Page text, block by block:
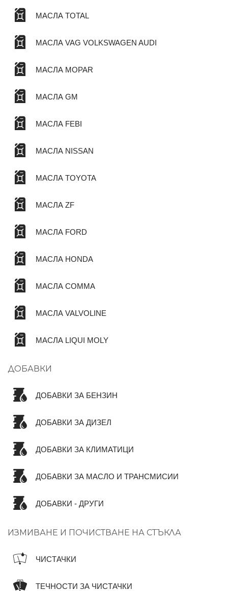
МАСЛА TOTAL
МАСЛА VAG VOLKSWAGEN AUDI
МАСЛА MOPAR
МАСЛА GM
МАСЛА FEBI
МАСЛА NISSAN
МАСЛА TOYOTA
МАСЛА ZF
МАСЛА FORD
МАСЛА HONDA
МАСЛА COMMA
МАСЛА VALVOLINE
МАСЛА LIQUI MOLY
ДОБАВКИ
ДОБАВКИ ЗА БЕНЗИН
ДОБАВКИ ЗА ДИЗЕЛ
ДОБАВКИ ЗА КЛИМАТИЦИ
ДОБАВКИ ЗА МАСЛО И ТРАНСМИСИИ
ДОБАВКИ - ДРУГИ
ИЗМИВАНЕ И ПОЧИСТВАНЕ НА СТЪКЛА
ЧИСТАЧКИ
ТЕЧНОСТИ ЗА ЧИСТАЧКИ